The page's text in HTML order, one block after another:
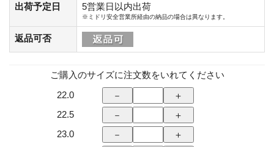
出荷予定日 5営業日以内出荷
※ミドリ安全営業所経由の納品の場合は異なります。
返品可否
ご購入のサイズに注文数をいれてください
22.0
22.5
23.0